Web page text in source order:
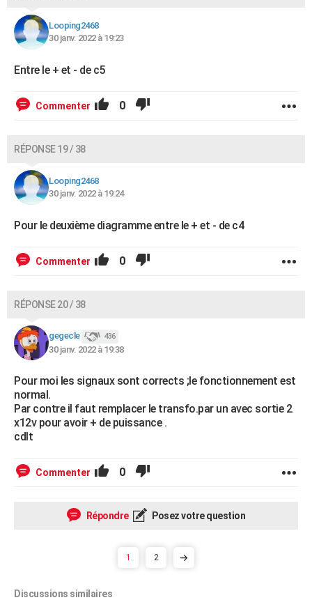
Looping2468
30 janv. 2022 à 19:23
Entre le + et - de c5
Commenter 0
RÉPONSE 19 / 38
Looping2468
30 janv. 2022 à 19:24
Pour le deuxième diagramme entre le + et - de c4
Commenter 0
RÉPONSE 20 / 38
gegecle 436
30 janv. 2022 à 19:38
Pour moi les signaux sont corrects ;le fonctionnement est
normal.
Par contre il faut remplacer le transfo.par un avec sortie 2
x12v pour avoir + de puissance .
cdlt
Commenter 0
Répondre Posez votre question
1 2
Discussions similaires